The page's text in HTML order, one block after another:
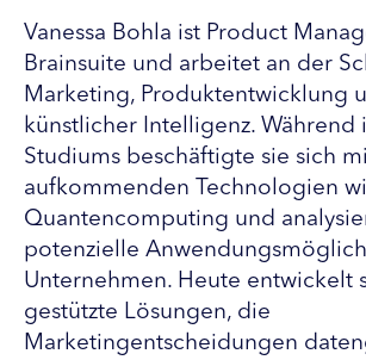
Vanessa Bohla ist Product
Brainsuite und arbeitet an der
Marketing, Produktentwicklung
künstlicher Intelligenz. Während
Studiums beschäftigte sie sich
aufkommenden Technologien
Quantencomputing und
potenzielle
Unternehmen. Heute entwickelt
gestützte Lösungen, die
Marketingentscheidungen